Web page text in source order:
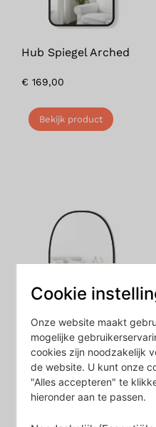
Hub Spiegel Arched
€ 169,00
Bekijk product
Hub Spiegel Ovaal 91
cm
185,00
Cookie
Onze website maakt
mogelijke
cookies zijn noodzakelijk
de website. U kunt onze
"Alles accepteren" te
hieronder aan te passen.